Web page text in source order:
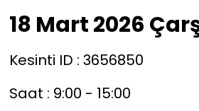
18 Mart 2026
Kesinti ID : 3656850
Saat : 9:00 - 15:00